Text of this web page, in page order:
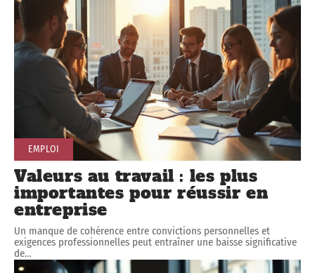
EMPLOI
Valeurs au travail : les plus
importantes pour réussir en
entreprise
Un manque de cohérence entre convictions personnelles et
exigences professionnelles peut entraîner une baisse significative
de…